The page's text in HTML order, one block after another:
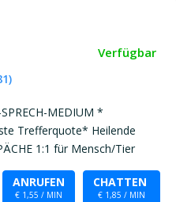
)
Verfügbar
MEDIUM *
Trefferquote* Heilende
1:1 für Mensch/Tier
ANRUFEN
€ 1,55 / MIN
CHATTEN
€ 1,85 / MIN